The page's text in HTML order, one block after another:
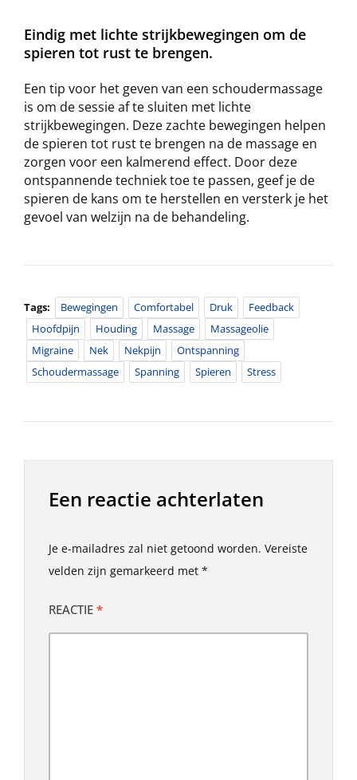
Eindig met lichte strijkbewegingen om de
spieren tot rust te brengen.
Een tip voor het geven van een schoudermassage
is om de sessie af te sluiten met lichte
strijkbewegingen. Deze zachte bewegingen helpen
de spieren tot rust te brengen na de massage en
zorgen voor een kalmerend effect. Door deze
ontspannende techniek toe te passen, geef je de
spieren de kans om te herstellen en versterk je het
gevoel van welzijn na de behandeling.
Tags: Bewegingen Comfortabel Druk
Feedback
Hoofdpijn
Houding Massage
Massageolie
Migraine
Nek Nekpijn
Ontspanning
Schoudermassage
Spanning Spieren Stress
Een reactie achterlaten
Je e-mailadres zal niet getoond worden. Vereiste
velden zijn gemarkeerd met *
REACTIE *